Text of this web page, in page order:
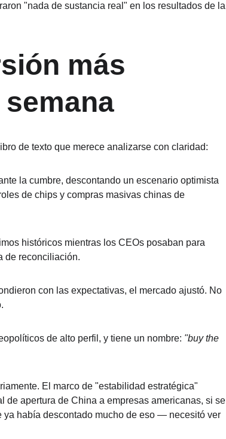
"nada de sustancia real" en los resultados de la
más
de texto que merece analizarse con claridad:
la cumbre, descontando un escenario optimista
de chips y compras masivas chinas de
históricos mientras los CEOs posaban para
de reconciliación.
con las expectativas, el mercado ajustó. No
de alto perfil, y tiene un nombre: "buy the
El marco de "estabilidad estratégica"
de apertura de China a empresas americanas, si se
había descontado mucho de eso — necesitó ver